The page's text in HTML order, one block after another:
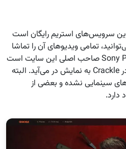
سرویس‌های استریم رایگان است
تمامی ویدیوهای آن را تماشا
کنید. در نظر بگیرید که Sony Pictures صاحب اصلی این سایت است
و بسیاری از فیلم‌های این برند در Crackle به نمایش در می‌آید. البته
سینمایی نشده و بعضی از
دارد.